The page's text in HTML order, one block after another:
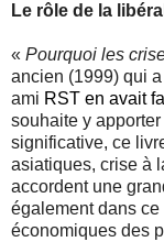
Le rôle de la
« Pourquoi les
ancien (1999) qui
ami RST en avait
souhaite y
significative, ce
asiatiques, crise à
accordent une
également dans ce
économiques des